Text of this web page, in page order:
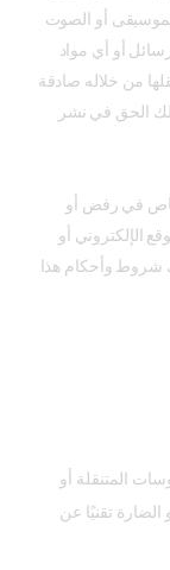
الموسيقى أو الصوت
أو أي مواد
من خلاله صادقة
لك الحق في نشر
في رفض أو
الإلكتروني أو
شروط وأحكام هذا
المتنقلة أو
الضارة تقنيًا عن